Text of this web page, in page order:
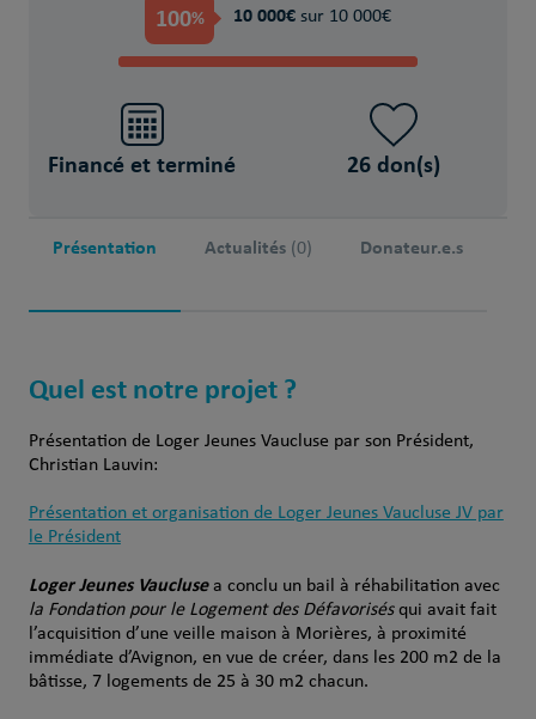
100% 10 000€ sur 10 000€
Financé et terminé 26 don(s)
Présentation Actualités (0) Donateur.e.s
Quel est notre projet ?
Présentation de Loger Jeunes Vaucluse par son Président,
Christian Lauvin:
Présentation et organisation de Loger Jeunes Vaucluse JV par
le Président
Loger Jeunes Vauclusea conclu un bail à réhabilitation avec
la Fondation pour le Logement des Défavorisésqui avait fait
l’acquisition d’une veille maison à Morières, à proximité
immédiate d’Avignon, en vue de créer, dans les 200 m2 de la
bâtisse, 7 logements de 25 à 30 m2 chacun.